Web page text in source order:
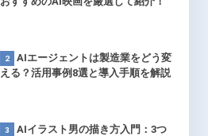
AIエージェントは製造業をどう変
える？活用事例8選と導入手順を解説
AIイラスト男の描き方入門：3つ